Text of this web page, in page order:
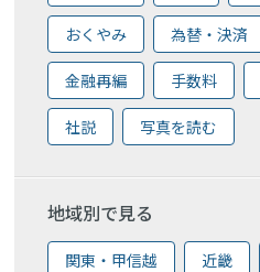
おくやみ 為替・決済
金融再編 手数料
社説 写真を読む
地域別で見る
関東・甲信越 近畿